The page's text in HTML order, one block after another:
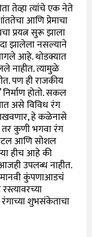
तेव्हा त्यांचे एक नेते
आणि प्रेमाचा
प्रयत्न सुरू झाला
झालेला नसल्याने
आहे. थोडक्यात
नाहीत. त्यामुळे
पण ही राजकीय
होतो. सकल
असे विविध रंग
हे कळेनासे
कुणी भगवा रंग
आणि सोशल
हीच आहे की
उपलब्ध नाहीत.
कुंपणाआडचं
रंगाच्या शुभसंकेताचा